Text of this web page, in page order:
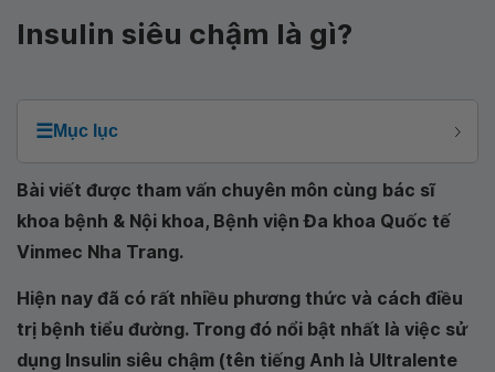
Insulin siêu chậm là gì?
☰Mục lục
Bài viết được tham vấn chuyên môn cùng bác sĩ
khoa bệnh & Nội khoa, Bệnh viện Đa khoa Quốc tế
Vinmec Nha Trang.
Hiện nay đã có rất nhiều phương thức và cách điều
trị bệnh tiểu đường. Trong đó nổi bật nhất là việc sử
dụng Insulin siêu chậm (tên tiếng Anh là Ultralente